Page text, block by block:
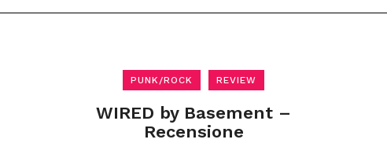
PUNK/ROCK REVIEW
WIRED by Basement –
Recensione